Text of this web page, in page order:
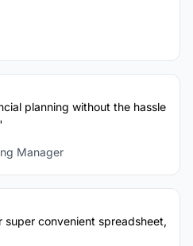
planning without the hassle
Manager
convenient spreadsheet,